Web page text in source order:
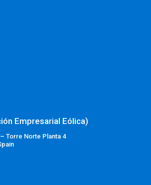
Empresarial Eólica)
Torre Norte Planta 4